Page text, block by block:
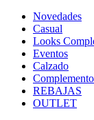
Novedades
Casual
Looks
Eventos
Calzado
REBAJAS
OUTLET